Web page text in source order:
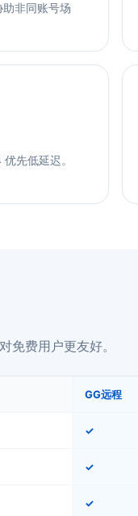
非同账号场
先低延迟。
免费用户更友好。
GG远程
✓
✓
✓